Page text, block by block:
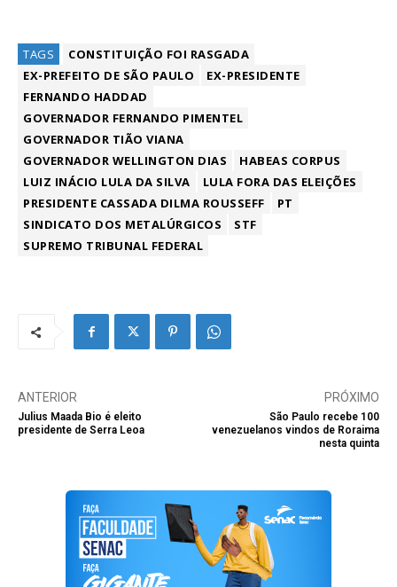
TAGS
CONSTITUIÇÃO FOI RASGADA
EX-PREFEITO DE SÃO PAULO
EX-PRESIDENTE
FERNANDO HADDAD
GOVERNADOR FERNANDO PIMENTEL
GOVERNADOR TIÃO VIANA
GOVERNADOR WELLINGTON DIAS
HABEAS CORPUS
LUIZ INÁCIO LULA DA SILVA
LULA FORA DAS ELEIÇÕES
PRESIDENTE CASSADA DILMA ROUSSEFF
PT
SINDICATO DOS METALÚRGICOS
STF
SUPREMO TRIBUNAL FEDERAL
ANTERIOR
Julius Maada Bio é eleito
presidente de Serra Leoa
PRÓXIMO
São Paulo recebe 100
venezuelanos vindos de Roraima
nesta quinta